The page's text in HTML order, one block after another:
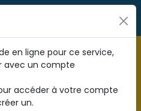
pour le programme
biométrique et
Unique (NIU) en
ICI.
en ligne pour ce service,
avec un compte
accéder à votre compte
un.